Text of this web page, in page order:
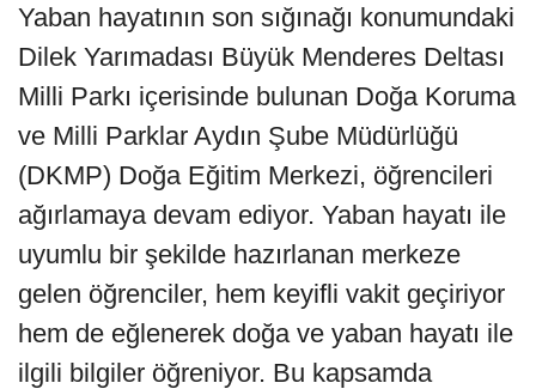
Yaban hayatının son sığınağı konumundaki
Dilek Yarımadası Büyük Menderes Deltası
Milli Parkı içerisinde bulunan Doğa Koruma
ve Milli Parklar Aydın Şube Müdürlüğü
(DKMP) Doğa Eğitim Merkezi, öğrencileri
ağırlamaya devam ediyor. Yaban hayatı ile
uyumlu bir şekilde hazırlanan merkeze
gelen öğrenciler, hem keyifli vakit geçiriyor
hem de eğlenerek doğa ve yaban hayatı ile
ilgili bilgiler öğreniyor. Bu kapsamda